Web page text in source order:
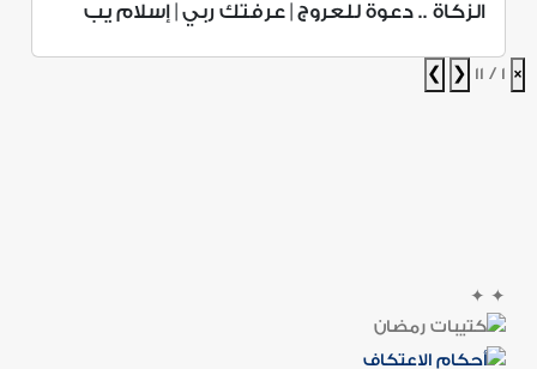
الزكاة .. دعوة للعروج | عرفتك ربي | إسلام يب
×
1 / 11
❮
❯
✦
✦